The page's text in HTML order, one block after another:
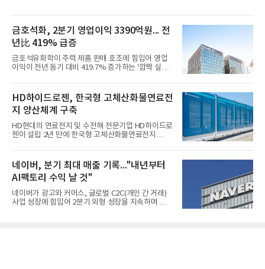
금호석화, 2분기 영업이익 3390억원... 전
년比 419% 급증
금호석유화학이 주력 제품 판매 호조에 힘입어 영업
이익이 전년 동기 대비 419.7% 증가하는 '깜짝 실
업이익이 3390억원으로 지난해 동기보다 419.7% 증
가한 것으로 잠정 집계됐다고 7일 공시했다.매출은 2
조2682억원으로 지난해 동기 대비 27.9% 증가했다.
순이익은 3004억원으로 420.4% 늘었다.이번 호실적
은 주력 제품인 NB라텍스와 합성수지 판매 호조가 견
인한 것으로 풀이된다. 미국의 중국산 의료용 고무장
갑 관세 인상 이후 동남아 장갑업체의 가동률이 높아
성이 개선됐다.금호석유
HD하이드로젠, 한국형 고체산화물연료전
지 양산체계 구축
HD현대의 연료전지 및 수전해 전문기업 HD하이드로
젠이 설립 2년 만에 한국형 고체산화물연료전지
본격적인 시장 공략에 나선다.HD하이드로젠은 최근
한국전기안전공사(KESCO)로부터 SOFC 발전설비
‘HD250’과 ‘HD300’, 제조시설에 대한 사용전검사를
완료하고 제품 양산체계 구축했다고 밝혔다.HD250
과 HD300은 각각 249kW급과 285kW급의 중소형 발
전용 SOFC 제품이다. 이번 검사를 통해 HD하이드로
젠은 제품과 제조시설의 전기설비 안전성과 적합성을
네이버, 분기 최대 매출 기록..."내년부터
AI팩토리 수익 날 것"
네이버가 광고와 커머스, 글로벌 C2C(개인 간 거래)
사업 성장에 힘입어 2분기 외형 성장을 지속하며 역대